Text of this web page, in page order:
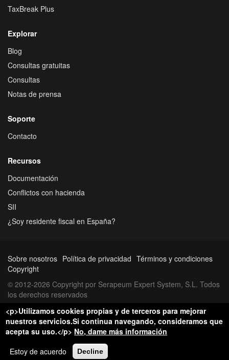
TaxBreak Plus
Explorar
Blog
Consultas gratuitas
Consultas
Notas de prensa
Soporte
Contacto
Recursos
Documentación
Conflictos con hacienda
SII
¿Soy residente fiscal en España?
Sobre nosotros Política de privacidad Términos y condiciones
Copyright
© 2012-2026 Copyright por Serapeum Expert System, S.L. Todos
los derechos reservados
<p>Utilizamos cookies propias y de terceros para mejorar
nuestros servicios.Si continua navegando, consideramos que
acepta su uso.</p> No, dame más información
Estoy de acuerdo
Decline